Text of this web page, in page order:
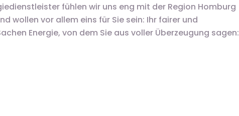
fühlen wir uns eng mit der Region Homburg
wollen vor allem eins für Sie sein: Ihr fairer und
Energie, von dem Sie aus voller Überzeugung sagen: